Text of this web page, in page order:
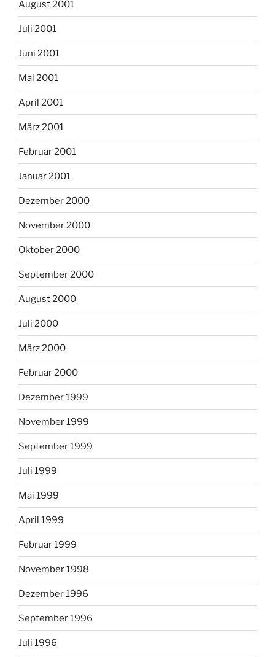
August 2001
Juli 2001
Juni 2001
Mai 2001
April 2001
März 2001
Februar 2001
Januar 2001
Dezember 2000
November 2000
Oktober 2000
September 2000
August 2000
Juli 2000
März 2000
Februar 2000
Dezember 1999
November 1999
September 1999
Juli 1999
Mai 1999
April 1999
Februar 1999
November 1998
Dezember 1996
September 1996
Juli 1996